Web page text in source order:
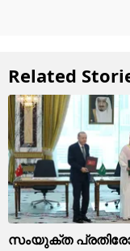
Related
സംയുക്ത